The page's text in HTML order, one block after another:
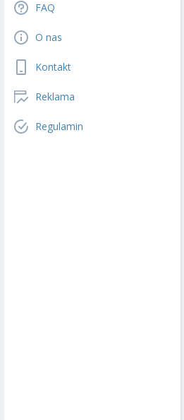
FAQ
O nas
Kontakt
Reklama
Regulamin